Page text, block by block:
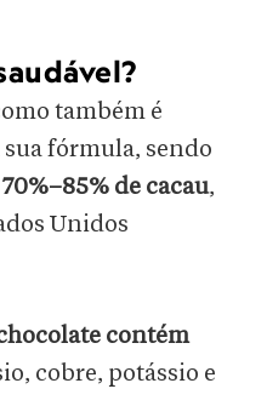
também é
fórmula, sendo
70%–85% de cacau,
Unidos
contém
cobre, potássio e